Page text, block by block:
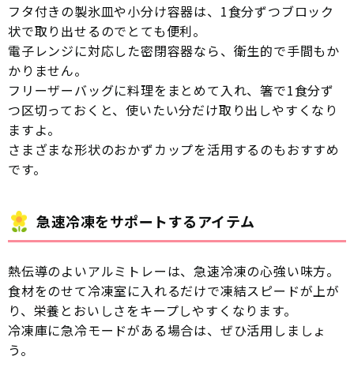
フタ付きの製氷皿や小分け容器は、1食分ずつブロック
状で取り出せるのでとても便利。
電子レンジに対応した密閉容器なら、衛生的で手間もか
かりません。
フリーザーバッグに料理をまとめて入れ、箸で1食分ず
つ区切っておくと、使いたい分だけ取り出しやすくなり
ますよ。
さまざまな形状のおかずカップを活用するのもおすすめ
です。
急速冷凍をサポートするアイテム
熱伝導のよいアルミトレーは、急速冷凍の心強い味方。
食材をのせて冷凍室に入れるだけで凍結スピードが上が
り、栄養とおいしさをキープしやすくなります。
冷凍庫に急冷モードがある場合は、ぜひ活用しましょ
う。